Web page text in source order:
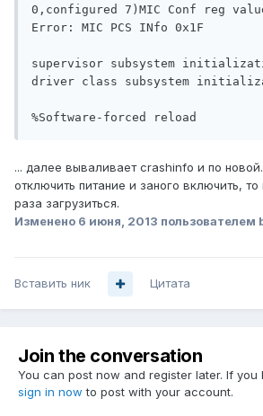
0,configured 7)MIC Conf reg
Error: MIC PCS INfo 0x1F
supervisor subsystem
driver class subsystem
... далее вываливает crashinfo и по
отключить питание и заного включить,
раза загрузиться.
Изменено 6 июня, 2013 пользователем
Вставить ник Цитата
Join the conversation
You can post now and register later. If
sign in now to post with your account.